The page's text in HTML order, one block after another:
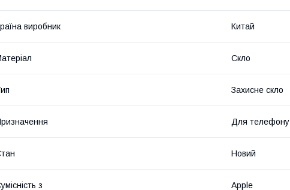
виробник Китай
Скло
Захисне скло
Для телефону
Новий
з Apple